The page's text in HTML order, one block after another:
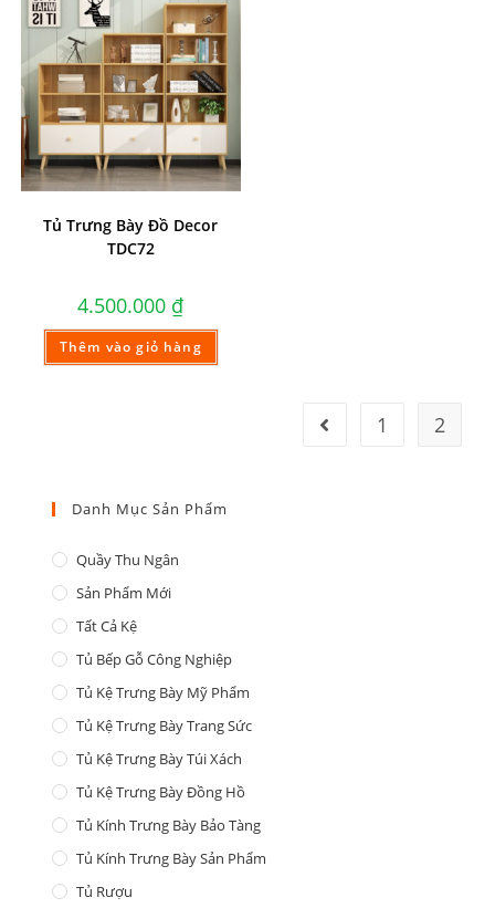
Tủ Trưng Bày Đồ Decor
TDC72
4.500.000 ₫
Thêm vào giỏ hàng
1 2
Danh Mục Sản Phẩm
Quầy Thu Ngân
Sản Phẩm Mới
Tất Cả Kệ
Tủ Bếp Gỗ Công Nghiệp
Tủ Kệ Trưng Bày Mỹ Phẩm
Tủ Kệ Trưng Bày Trang Sức
Tủ Kệ Trưng Bày Túi Xách
Tủ Kệ Trưng Bày Đồng Hồ
Tủ Kính Trưng Bày Bảo Tàng
Tủ Kính Trưng Bày Sản Phẩm
Tủ Rượu